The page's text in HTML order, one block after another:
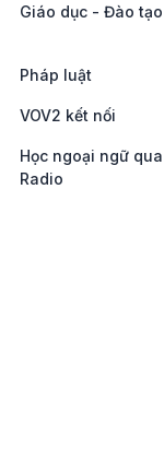
Giáo dục - Đào tạo
Pháp luật
VOV2 kết nối
Học ngoại ngữ qua
Radio